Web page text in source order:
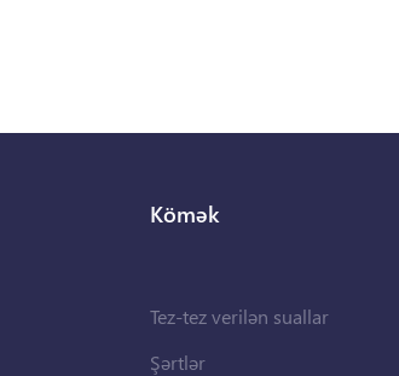
Kömək
Tez-tez verilən suallar
Şərtlər